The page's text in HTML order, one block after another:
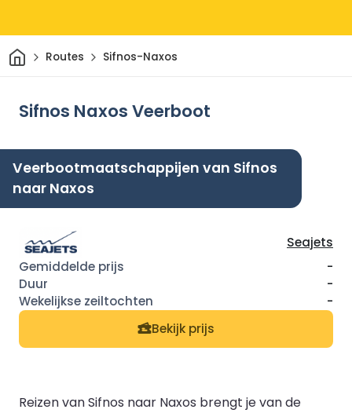
ThuisRoutes Sifnos-Naxos
Sifnos Naxos Veerboot
Veerbootmaatschappijen van Sifnos
naar Naxos
Seajets
-
-
-
Bekijk prijs
Reizen van Sifnos naar Naxos brengt je van de